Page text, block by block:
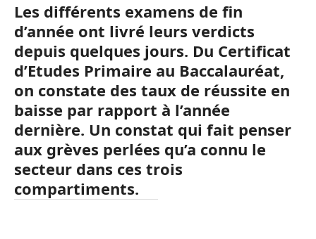
Les différents examens de fin
d’année ont livré leurs verdicts
depuis quelques jours. Du Certificat
d’Etudes Primaire au Baccalauréat,
on constate des taux de réussite en
baisse par rapport à l’année
dernière. Un constat qui fait penser
aux grèves perlées qu’a connu le
secteur dans ces trois
compartiments.